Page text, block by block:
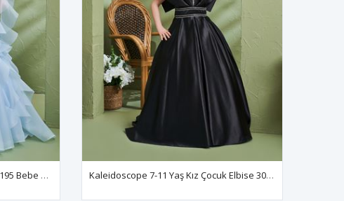
Leto 2-6 Yaş Kız Çocuk Elbise 20195 Bebe Mavi Kaleidoscope 7-11 Yaş Kız Çocuk Elbise 30194 Siyah